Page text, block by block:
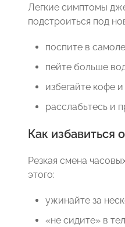
Легкие симптомы
подстроиться под
поспите в
пейте больше
избегайте кофе
расслабьтесь и
Как избавиться
Резкая смена
этого:
ужинайте за
«не сидите» в